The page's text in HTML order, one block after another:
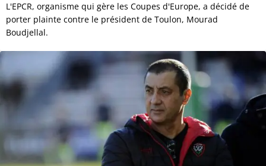
L'EPCR, organisme qui gère les Coupes d'Europe, a décidé de
porter plainte contre le président de Toulon, Mourad
Boudjellal.